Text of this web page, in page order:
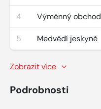
4 Výměnný obchod
5 Medvědí jeskyně
Zobrazit více
Podrobnosti